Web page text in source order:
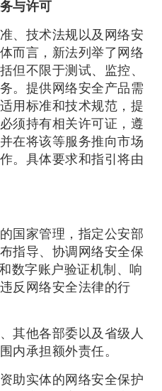
与许可
、技术法规以及网络安
而言，新法列举了网络
但不限于测试、监控、
。提供网络安全产品需
用标准和技术规范，提
须持有相关许可证，遵
在将该等服务推向市场
。具体要求和指引将由
国家管理，指定公安部
指导、协调网络安全保
数字账户验证机制、响
反网络安全法律的行
其他各部委以及省级人
内承担额外责任。
助实体的网络安全保护